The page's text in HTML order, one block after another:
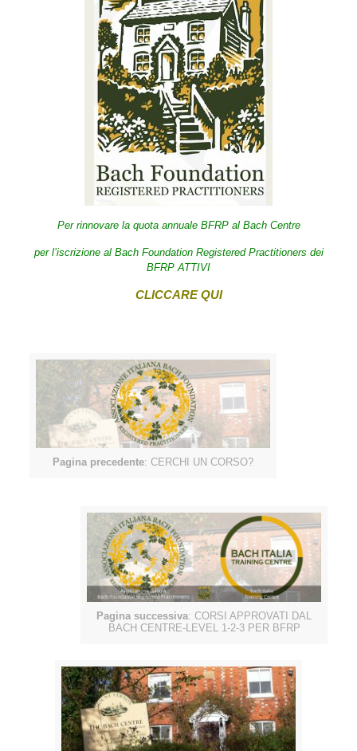
Per rinnovare la quota annuale BFRP al Bach Centre
per l’iscrizione al Bach Foundation Registered Practitioners dei
BFRP ATTIVI
CLICCARE QUI
Pagina precedente: CERCHI UN CORSO?
Pagina successiva: CORSI APPROVATI DAL
BACH CENTRE-LEVEL 1-2-3 PER BFRP